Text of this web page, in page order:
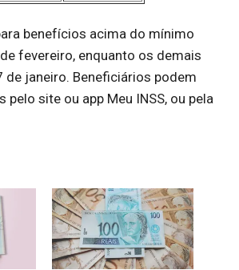
benefícios acima do mínimo
fevereiro, enquanto os demais
de janeiro. Beneficiários podem
pelo site ou app Meu INSS, ou pela